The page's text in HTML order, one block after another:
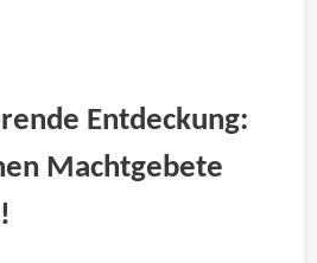
Entdeckung:‍
Machtgebete